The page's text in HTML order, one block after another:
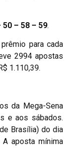
50 – 58 – 59.
para cada
2994 apostas
1.110,39.
da Mega-Sena
e aos sábados.
Brasília) do dia
aposta mínima